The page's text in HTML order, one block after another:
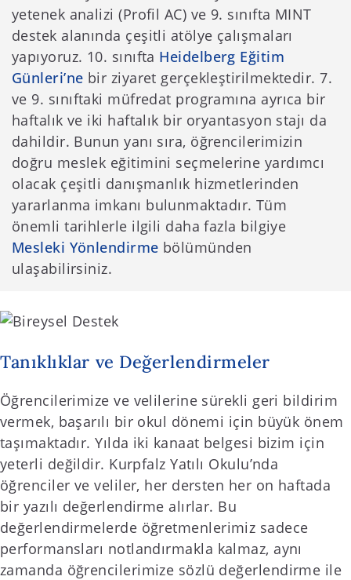
yetenek analizi (Profil AC) ve 9. sınıfta MINT
destek alanında çeşitli atölye çalışmaları
yapıyoruz. 10. sınıfta Heidelberg Eğitim
Günleri’ne bir ziyaret gerçekleştirilmektedir. 7.
ve 9. sınıftaki müfredat programına ayrıca bir
haftalık ve iki haftalık bir oryantasyon stajı da
dahildir. Bunun yanı sıra, öğrencilerimizin
doğru meslek eğitimini seçmelerine yardımcı
olacak çeşitli danışmanlık hizmetlerinden
yararlanma imkanı bulunmaktadır. Tüm
önemli tarihlerle ilgili daha fazla bilgiye
Mesleki Yönlendirme bölümünden
ulaşabilirsiniz.
Tanıklıklar ve Değerlendirmeler
Öğrencilerimize ve velilerine sürekli geri bildirim
vermek, başarılı bir okul dönemi için büyük önem
taşımaktadır. Yılda iki kanaat belgesi bizim için
yeterli değildir. Kurpfalz Yatılı Okulu’nda
öğrenciler ve veliler, her dersten her on haftada
bir yazılı değerlendirme alırlar. Bu
değerlendirmelerde öğretmenlerimiz sadece
performansları notlandırmakla kalmaz, aynı
zamanda öğrencilerimize sözlü değerlendirme ile